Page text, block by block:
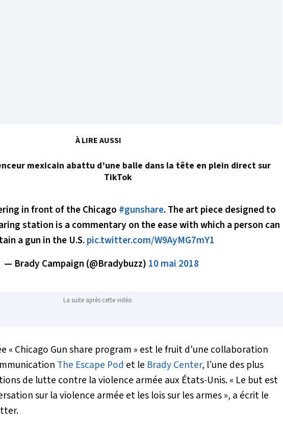
À LIRE AUSSI
mexicain abattu d’une balle dans la tête en plein direct sur
TikTok
in front of the Chicago #gunshare. The art piece designed to
station is a commentary on the ease with which a person can
a gun in the U.S.pic.twitter.com/W9AyMG7mY1
— Brady Campaign (@Bradybuzz) 10 mai 2018
La suite après cette vidéo
« Chicago Gun share program » est le fruit d'une collaboration
The Escape Pod et le Brady Center, l’une des plus
de lutte contre la violence armée aux États-Unis.« Le but est
sur la violence armée et les lois sur les armes », a écrit le